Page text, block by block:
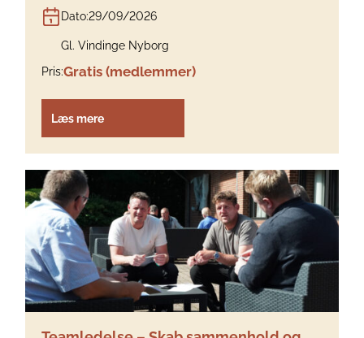
Dato:29/09/2026
Gl. Vindinge Nyborg
Pris:Gratis (medlemmer)
Læs mere